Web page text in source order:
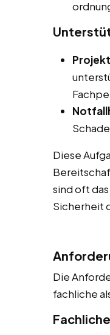
Diese
sind oft
Sicherheit
Die
fachliche